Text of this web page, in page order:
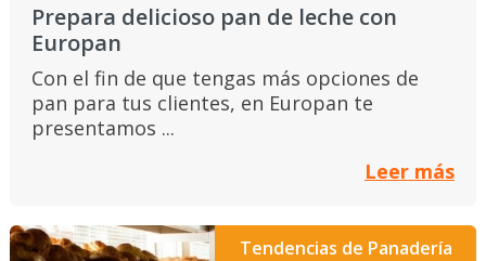
Prepara delicioso pan de leche con
Europan
Con el fin de que tengas más opciones de
pan para tus clientes, en Europan te
presentamos ...
Leer más
Tendencias de Panadería